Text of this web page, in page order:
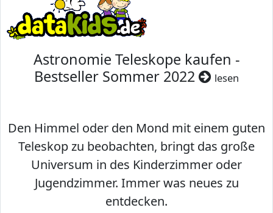
Astronomie Teleskope kaufen -
Bestseller Sommer 2022
lesen
Den Himmel oder den Mond mit einem guten
Teleskop zu beobachten, bringt das große
Universum in des Kinderzimmer oder
Jugendzimmer. Immer was neues zu
entdecken.